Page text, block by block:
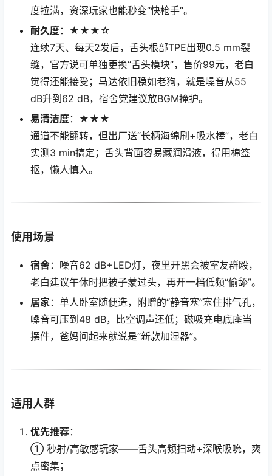
度拉满，资深玩家也能秒变“快枪手”。
耐久度：★★★☆
连续7天、每天2发后，舌头根部TPE出现0.5 mm裂
缝，官方说可单独更换“舌头模块”，售价99元，老白
觉得还能接受；马达依旧稳如老狗，就是噪音从55
dB升到62 dB，宿舍党建议放BGM掩护。
易清洁度：★★★
通道不能翻转，但出厂送“长柄海绵刷+吸水棒”，老白
实测3 min搞定；舌头背面容易藏润滑液，得用棉签
抠，懒人慎入。
使用场景
宿舍：噪音62 dB+LED灯，夜里开黑会被室友群殴，
老白建议午休时把被子蒙过头，再开一档低频“偷舔”。
居家：单人卧室随便造，附赠的“静音塞”塞住排气孔，
噪音可压到48 dB，比空调声还低；磁吸充电底座当
摆件，爸妈问起来就说是“新款加湿器”。
适用人群
优先推荐：
① 秒射/高敏感玩家——舌头高频扫动+深喉吸吮，爽
点密集；